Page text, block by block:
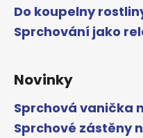
Do koupelny
Sprchování jako
Novinky
Sprchová vanička
Sprchové zástěny